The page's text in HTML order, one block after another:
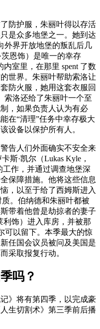
防护服，朱丽叶得以存活
是众多地堡之一。她到达
外界开放地堡的叛乱后几
恩饰）是唯一的幸存
室里，在那里 spent 了数
世界。朱丽叶帮助索洛让
防火服，她用这套衣服回
索洛还给了朱丽叶一个至
，如果负责人认为有必
在“清理”任务中幸存极大
设备以保护所有人。
告人们外面确实不安全来
斯·凯尔（Lukas Kyle，
工作，并通过调查地堡深
保障措施。他将这些信息
，以至于给了西姆斯进入
。伯纳德和朱丽叶都被
带着他曾是劫掠者的妻子
利饰）进入库房，并被那
可以留下。本季最大的惊
任国会议员被问及美国是
采取报复行动。
吗？
》将有第四季，以完成豪
生切割术》第三季前后播